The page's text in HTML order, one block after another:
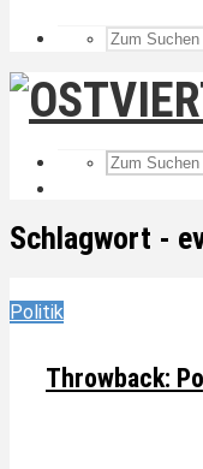
Schlagwort -
Politik
Throwback: